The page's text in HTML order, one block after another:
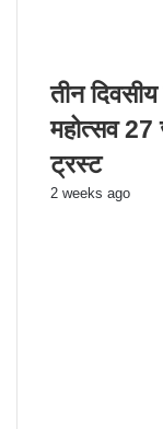
तीन दिवसीय
महोत्सव 27
ट्रस्ट
2 weeks ago